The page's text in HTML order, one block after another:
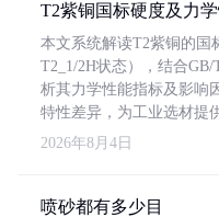
T2紫铜国标硬度及力
本文系统解读T2紫铜的国
T2_1/2H状态），结合
析其力学性能指标及影响
特性差异，为工业选材提
2026年8月4日
喷砂都有多少目